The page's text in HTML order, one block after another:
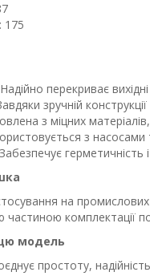
175
Надійно перекриває
зручній
з міцних
з
Забезпечує герметичність
на
частиною
модель
простоту,